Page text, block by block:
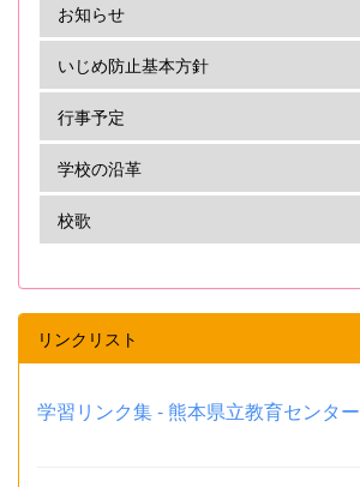
お知らせ
いじめ防止基本方針
行事予定
学校の沿革
校歌
リンクリスト
学習リンク集 - 熊本県立教育センター